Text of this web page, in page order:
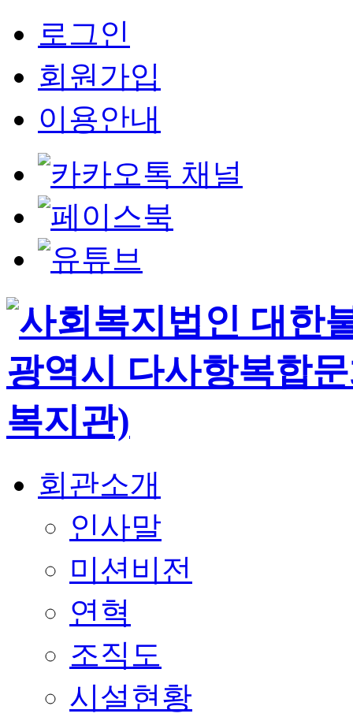
로그인
회원가입
이용안내
회관소개
인사말
미션비전
연혁
조직도
시설현황